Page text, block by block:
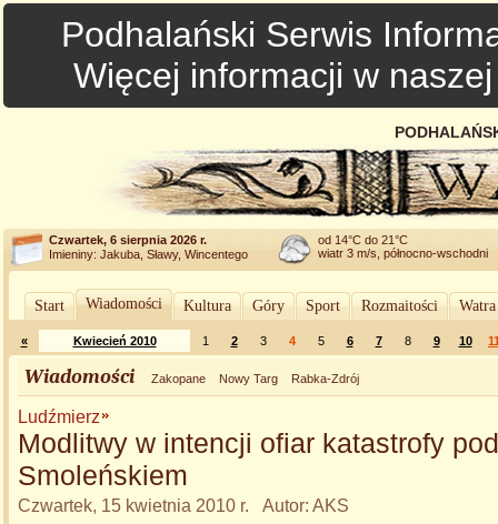
Podhalański Serwis
Więcej informacji w
Czwartek, 6 sierpnia 2026 r.
Imieniny: Jakuba, Sławy, Wincentego
od 14°C do 21°C
wiatr 3 m/s, północno-wschodni
Start Wiadomości Kultura Góry Sport Rozmaitości
« Kwiecień 2010 1 2 3 4 5 6 7 8 9 10
Wiadomości Zakopane Nowy Targ Rabka-Zdrój
Ludźmierz
Modlitwy w intencji ofiar katastrofy pod
Smoleńskiem
Czwartek, 15 kwietnia 2010 r. Autor: AKS